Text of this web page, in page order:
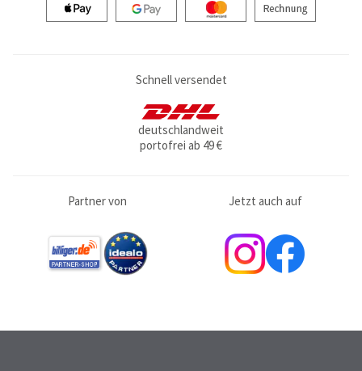
Schnell versendet
deutschlandweit
portofrei ab 49 €
Partner von Jetzt auch auf